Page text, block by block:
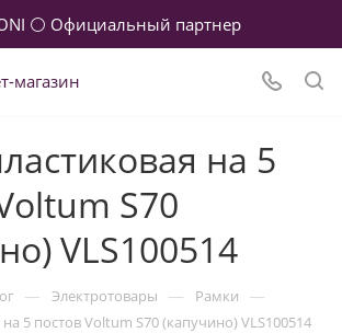
⚪ Официальный партнер
на 5
S70
VLS100514
— Электротовары — Рамки —
5 постов Voltum S70 (капучино) VLS100514